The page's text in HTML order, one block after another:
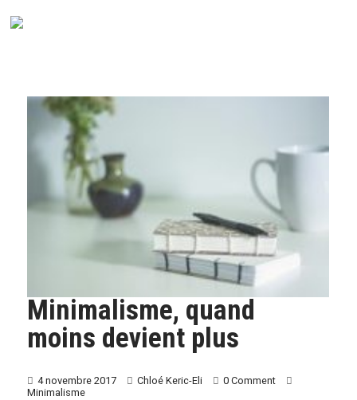
Minimalisme, quand
moins devient plus
4 novembre 2017 Chloé Keric-Eli
0 Comment
Minimalisme